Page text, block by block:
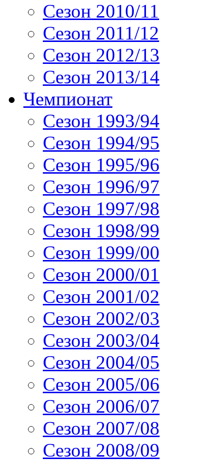
Сезон 2010/11
Сезон 2011/12
Сезон 2012/13
Сезон 2013/14
Чемпионат
Сезон 1993/94
Сезон 1994/95
Сезон 1995/96
Сезон 1996/97
Сезон 1997/98
Сезон 1998/99
Сезон 1999/00
Сезон 2000/01
Сезон 2001/02
Сезон 2002/03
Сезон 2003/04
Сезон 2004/05
Сезон 2005/06
Сезон 2006/07
Сезон 2007/08
Сезон 2008/09